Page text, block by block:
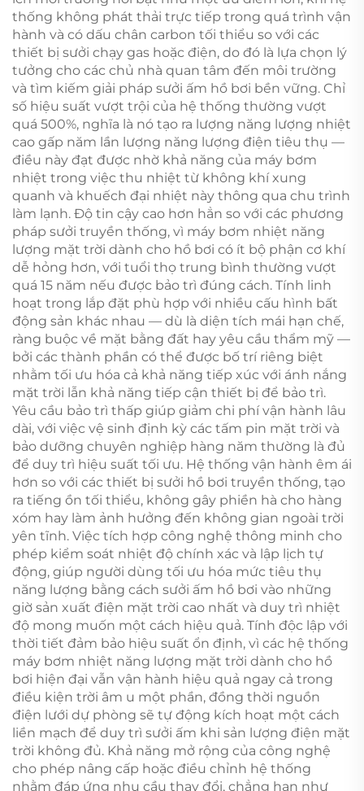
thống không phát thải trực tiếp trong quá trình vận
hành và có dấu chân carbon tối thiểu so với các
thiết bị sưởi chạy gas hoặc điện, do đó là lựa chọn lý
tưởng cho các chủ nhà quan tâm đến môi trường
và tìm kiếm giải pháp sưởi ấm hồ bơi bền vững. Chỉ
số hiệu suất vượt trội của hệ thống thường vượt
quá 500%, nghĩa là nó tạo ra lượng năng lượng nhiệt
cao gấp năm lần lượng năng lượng điện tiêu thụ —
điều này đạt được nhờ khả năng của máy bơm
nhiệt trong việc thu nhiệt từ không khí xung
quanh và khuếch đại nhiệt này thông qua chu trình
làm lạnh. Độ tin cậy cao hơn hẳn so với các phương
pháp sưởi truyền thống, vì máy bơm nhiệt năng
lượng mặt trời dành cho hồ bơi có ít bộ phận cơ khí
dễ hỏng hơn, với tuổi thọ trung bình thường vượt
quá 15 năm nếu được bảo trì đúng cách. Tính linh
hoạt trong lắp đặt phù hợp với nhiều cấu hình bất
động sản khác nhau — dù là diện tích mái hạn chế,
ràng buộc về mặt bằng đất hay yêu cầu thẩm mỹ —
bởi các thành phần có thể được bố trí riêng biệt
nhằm tối ưu hóa cả khả năng tiếp xúc với ánh nắng
mặt trời lẫn khả năng tiếp cận thiết bị để bảo trì.
Yêu cầu bảo trì thấp giúp giảm chi phí vận hành lâu
dài, với việc vệ sinh định kỳ các tấm pin mặt trời và
bảo dưỡng chuyên nghiệp hàng năm thường là đủ
để duy trì hiệu suất tối ưu. Hệ thống vận hành êm ái
hơn so với các thiết bị sưởi hồ bơi truyền thống, tạo
ra tiếng ồn tối thiểu, không gây phiền hà cho hàng
xóm hay làm ảnh hưởng đến không gian ngoài trời
yên tĩnh. Việc tích hợp công nghệ thông minh cho
phép kiểm soát nhiệt độ chính xác và lập lịch tự
động, giúp người dùng tối ưu hóa mức tiêu thụ
năng lượng bằng cách sưởi ấm hồ bơi vào những
giờ sản xuất điện mặt trời cao nhất và duy trì nhiệt
độ mong muốn một cách hiệu quả. Tính độc lập với
thời tiết đảm bảo hiệu suất ổn định, vì các hệ thống
máy bơm nhiệt năng lượng mặt trời dành cho hồ
bơi hiện đại vẫn vận hành hiệu quả ngay cả trong
điều kiện trời âm u một phần, đồng thời nguồn
điện lưới dự phòng sẽ tự động kích hoạt một cách
liền mạch để duy trì sưởi ấm khi sản lượng điện mặt
trời không đủ. Khả năng mở rộng của công nghệ
cho phép nâng cấp hoặc điều chỉnh hệ thống
nhằm đáp ứng nhu cầu thay đổi, chẳng hạn như